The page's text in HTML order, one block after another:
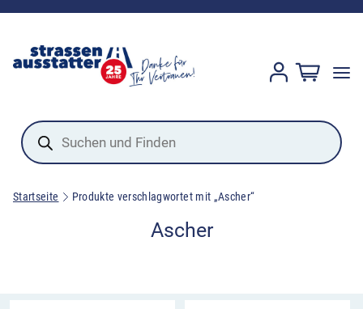
Products
search
Startseite Produkte verschlagwortet mit „Ascher“
Ascher